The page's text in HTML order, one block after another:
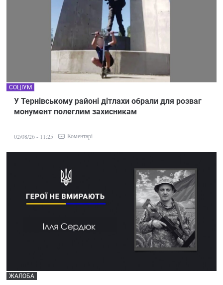
У Тернівському районі дітлахи обрали для розваг
монумент полеглим захисникам
СОЦІУМ
02/08/26 - 11:25 Коментарі
ЖАЛОБА